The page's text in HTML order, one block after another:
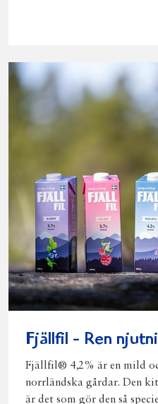
Fjällfil - Ren
Fjällfil® 4,2% är en mild
norrländska gårdar. Den
är det som gör den så